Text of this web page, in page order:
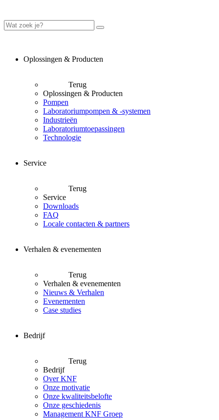
Oplossingen & Producten
Terug
Oplossingen & Producten
Pompen
Laboratoriumpompen & -systemen
Industrieën
Laboratoriumtoepassingen
Technologie
Service
Terug
Service
Downloads
FAQ
Locale contacten & partners
Verhalen & evenementen
Terug
Verhalen & evenementen
Nieuws & Verhalen
Evenementen
Case studies
Bedrijf
Terug
Bedrijf
Over KNF
Onze motivatie
Onze kwaliteitsbelofte
Onze geschiedenis
Management KNF Groep